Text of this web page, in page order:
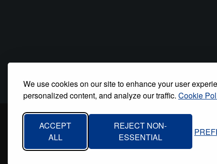
We use cookies on our site to enhance your user
personalized content, and analyze our traffic. Cookie
ACCEPT
ALL
REJECT NON-
ESSENTIAL
Footer
menu
Inicio Quiénes somos Contacto